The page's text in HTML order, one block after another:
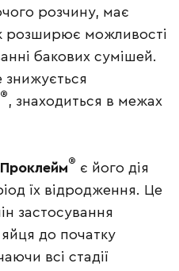
розчину, має
розширює можливості
бакових сумішей.
знижується
®, знаходиться в межах
Проклейм® є його дія
їх відродження. Це
застосування
до початку
всі стадії